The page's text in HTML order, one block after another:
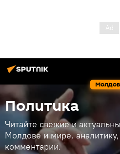
Политика
Читайте свежие и
Молдове и мире,
комментарии.